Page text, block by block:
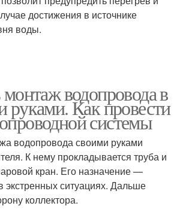
достижения в источнике
воды.
монтаж водопровода в
руками. Как провести
системы
водопровода своими руками
К нему прокладывается труба и
кран. Его назначение —
экстренных ситуациях. Дальше
коллектора.